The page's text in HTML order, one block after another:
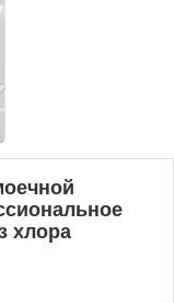
хлора